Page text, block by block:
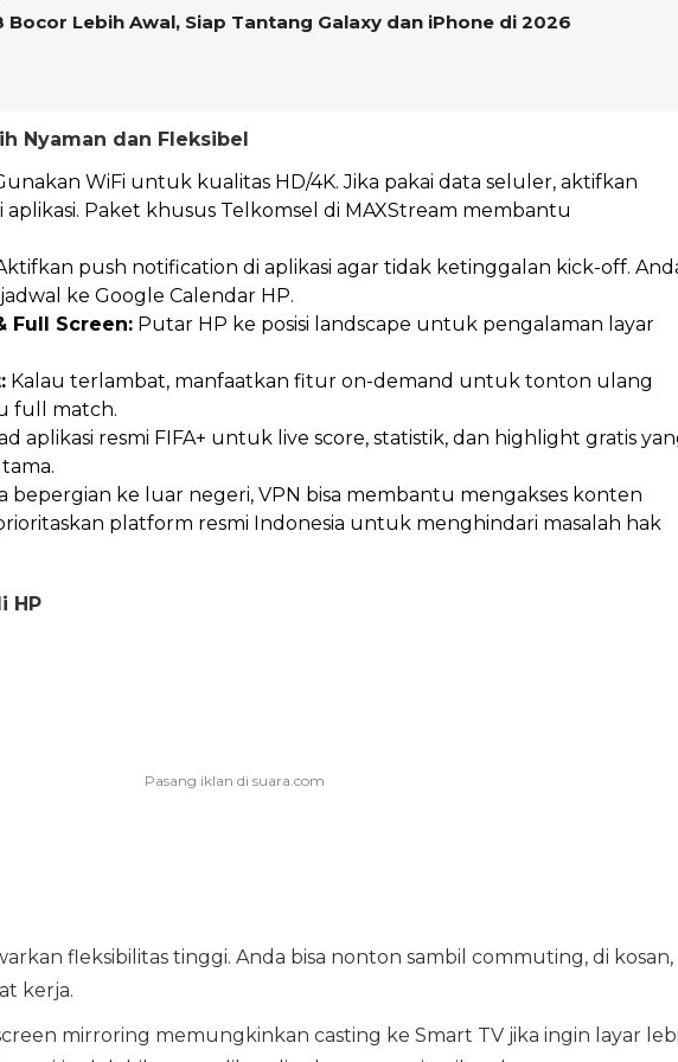
Bocor Lebih Awal, Siap Tantang Galaxy dan iPhone di 2026
Nyaman dan Fleksibel
WiFi untuk kualitas HD/4K. Jika pakai data seluler, aktifkan
Paket khusus Telkomsel di MAXStream membantu
push notification di aplikasi agar tidak ketinggalan kick-off.
ke Google Calendar HP.
Full Screen:Putar HP ke posisi landscape untuk pengalaman layar
Kalau terlambat, manfaatkan fitur on-demand untuk tonton ulang
full match.
aplikasi resmi FIFA+ untuk live score, statistik, dan highlight gratis
bepergian ke luar negeri, VPN bisa membantu mengakses konten
platform resmi Indonesia untuk menghindari masalah hak
HP
fleksibilitas tinggi. Anda bisa nonton sambil commuting, di kosan,
kerja.
mirroring memungkinkan casting ke Smart TV jika ingin layar